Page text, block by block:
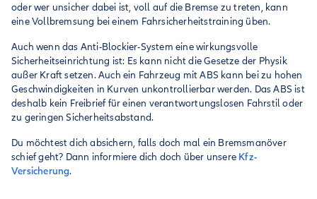
oder wer unsicher dabei ist, voll auf die Bremse zu treten, kann
eine Vollbremsung bei einem Fahrsicherheitstraining üben.
Auch wenn das Anti-Blockier-System eine wirkungsvolle
Sicherheitseinrichtung ist: Es kann nicht die Gesetze der Physik
außer Kraft setzen. Auch ein Fahrzeug mit ABS kann bei zu hohen
Geschwindigkeiten in Kurven unkontrollierbar werden. Das ABS ist
deshalb kein Freibrief für einen verantwortungslosen Fahrstil oder
zu geringen Sicherheitsabstand.
Du möchtest dich absichern, falls doch mal ein Bremsmanöver
schief geht? Dann informiere dich doch über unsere Kfz-
Versicherung.